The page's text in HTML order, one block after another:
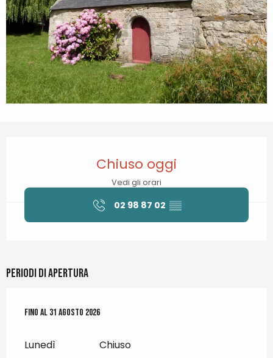
Chiuso oggi
Vedi gli orari
02 98 87 02 ▒▒
Periodi di apertura
Dal1 luglio 2026 al31 agosto 2026
Fino al 31 agosto 2026
Lunedì Chiuso